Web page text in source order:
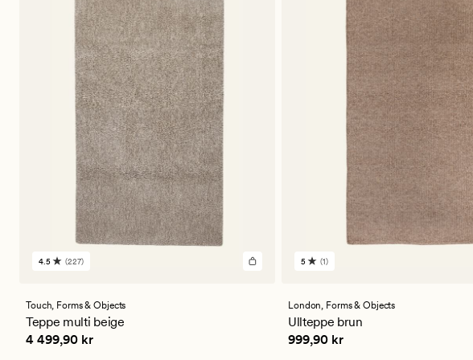
227
en
gjennomsnittlig
vurdering
på
4.5 (227)
Touch, Forms & Objects
Teppe multi beige
Pris 4 499,90 kr
4 499,90 kr
1
en
gjennomsnittlig
vurdering
på
5 (1)
London, Forms & Objects
Ullteppe brun
Pris 999,90 kr
999,90 kr